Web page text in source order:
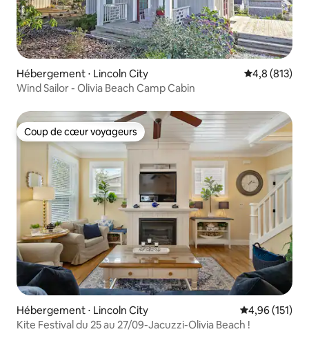
Hébergement ⋅ Lincoln City Évaluation
4,8 (813)
Wind Sailor - Olivia Beach Camp Cabin
Coup de cœur voyageurs
Coup de cœur voyageurs
Hébergement ⋅ Lincoln City Évaluation
4,96 (151)
Kite Festival du 25 au 27/09-Jacuzzi-Olivia Beach !